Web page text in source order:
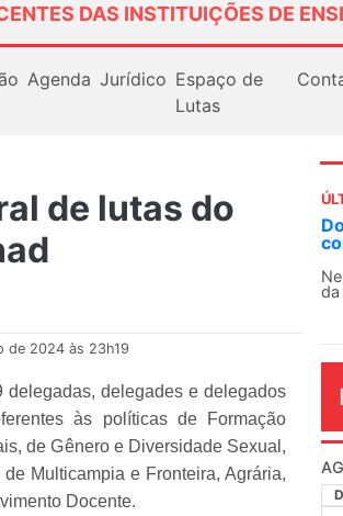
DAS INSTITUIÇÕES DE
Agenda Jurídico Espaço de
Lutas
de lutas do
de 2024 às 23h19
delegadas, delegades e delegados
às políticas de Formação
de Gênero e Diversidade Sexual,
Multicampia e Fronteira, Agrária,
Docente.
O